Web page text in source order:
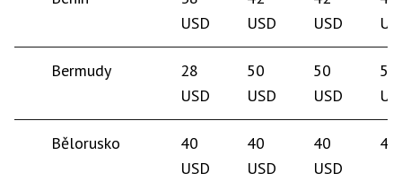
USD
USD
USD
Bermudy
28
USD
50
USD
50
USD
50
Bělorusko
40
USD
40
USD
40
USD
45